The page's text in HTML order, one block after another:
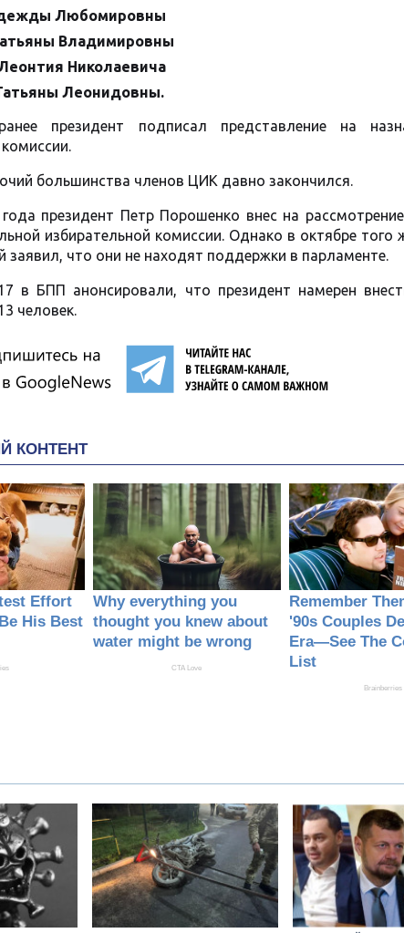
Любомировны
Владимировны
Николаевича
Леонидовны.
президент подписал представление на
большинства членов ЦИК давно закончился.
президент Петр Порошенко внес на
избирательной комиссии. Однако в октябре
заявил, что они не находят поддержки в парламенте.
в БПП анонсировали, что президент намерен
человек.